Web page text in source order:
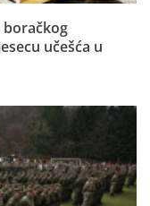
boračkog
učešća u